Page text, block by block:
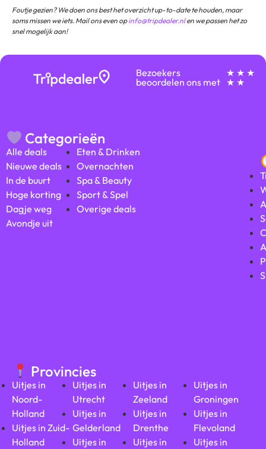
Foutje gezien? We doen ons best het overzicht up-to-date te houden, maar
soms missen we iets. Mail ons even opinfo@tripdealer.nlen we passen het zo
snel mogelijk aan!
Bezoekers
beoordelen ons met
★ ★ ★
★ ★
Categorieën
Alle deals
Nieuwe deals
In de buurt
Hoge korting
Dagje weg
Avondje uit
Eten & Drinken
Overnachten
Spa & Beauty
Sport & Spel
Overige deals
Provincies
Uitjes in
Noord-
Holland
Uitjes in Zuid-
Holland
Uitjes in
Utrecht
Uitjes in
Gelderland
Uitjes in
Uitjes in
Zeeland
Uitjes in
Drenthe
Uitjes in
Uitjes in
Groningen
Uitjes in
Flevoland
Uitjes in